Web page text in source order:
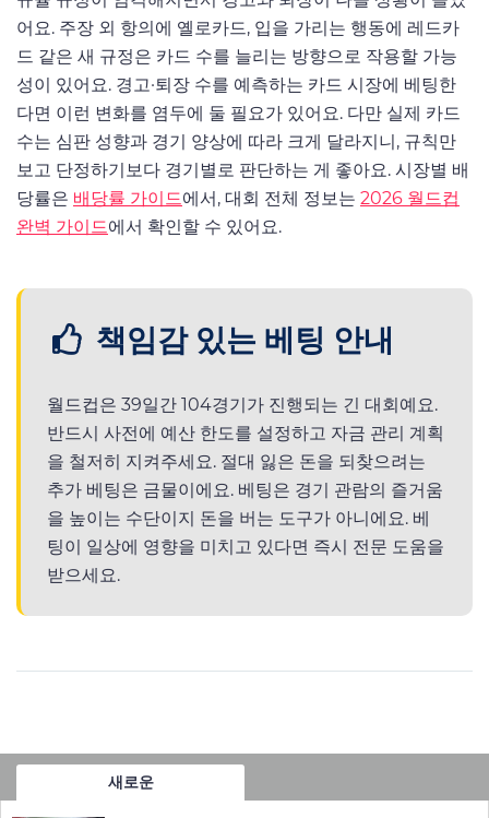
어요. 주장 외 항의에 옐로카드, 입을 가리는 행동에 레드카
드 같은 새 규정은 카드 수를 늘리는 방향으로 작용할 가능
성이 있어요. 경고·퇴장 수를 예측하는 카드 시장에 베팅한
다면 이런 변화를 염두에 둘 필요가 있어요. 다만 실제 카드
수는 심판 성향과 경기 양상에 따라 크게 달라지니, 규칙만
보고 단정하기보다 경기별로 판단하는 게 좋아요. 시장별 배
당률은 배당률 가이드에서, 대회 전체 정보는 2026 월드컵
완벽 가이드에서 확인할 수 있어요.
책임감 있는 베팅 안내
월드컵은 39일간 104경기가 진행되는 긴 대회예요.
반드시 사전에 예산 한도를 설정하고 자금 관리 계획
을 철저히 지켜주세요. 절대 잃은 돈을 되찾으려는
추가 베팅은 금물이에요. 베팅은 경기 관람의 즐거움
을 높이는 수단이지 돈을 버는 도구가 아니에요. 베
팅이 일상에 영향을 미치고 있다면 즉시 전문 도움을
받으세요.
새로운